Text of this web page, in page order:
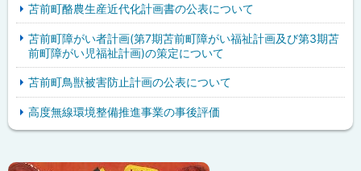
苫前町酪農生産近代化計画書の公表について
苫前町障がい者計画(第7期苫前町障がい福祉計画及び第3期苫
前町障がい児福祉計画)の策定について
苫前町鳥獣被害防止計画の公表について
高度無線環境整備推進事業の事後評価
サ